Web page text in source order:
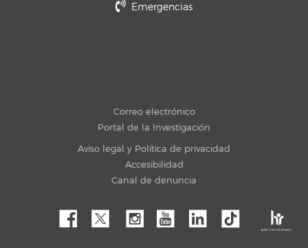
Emergencias
Correo electrónico
Portal de la Investigación
Aviso legal y Política de privacidad
Accesibilidad
Canal de denuncia